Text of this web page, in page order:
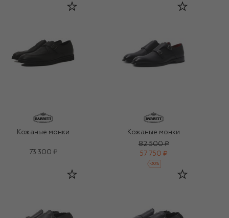
Кожаные монки
73 300 ₽
Кожаные монки
82 500 ₽
57 750 ₽
-30%